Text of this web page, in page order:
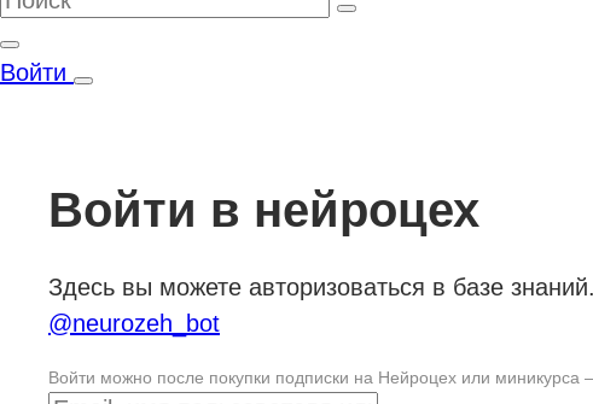
Войти
Войти в нейроцех
Здесь вы можете авторизоваться в базе
@neurozeh_bot
Войти можно после покупки подписки на Нейроцех или миникурса